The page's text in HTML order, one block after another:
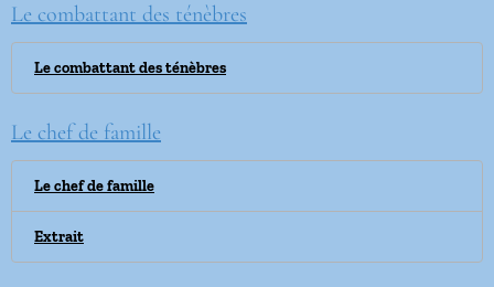
Le combattant des ténèbres
Le combattant des ténèbres
Le chef de famille
Le chef de famille
Extrait